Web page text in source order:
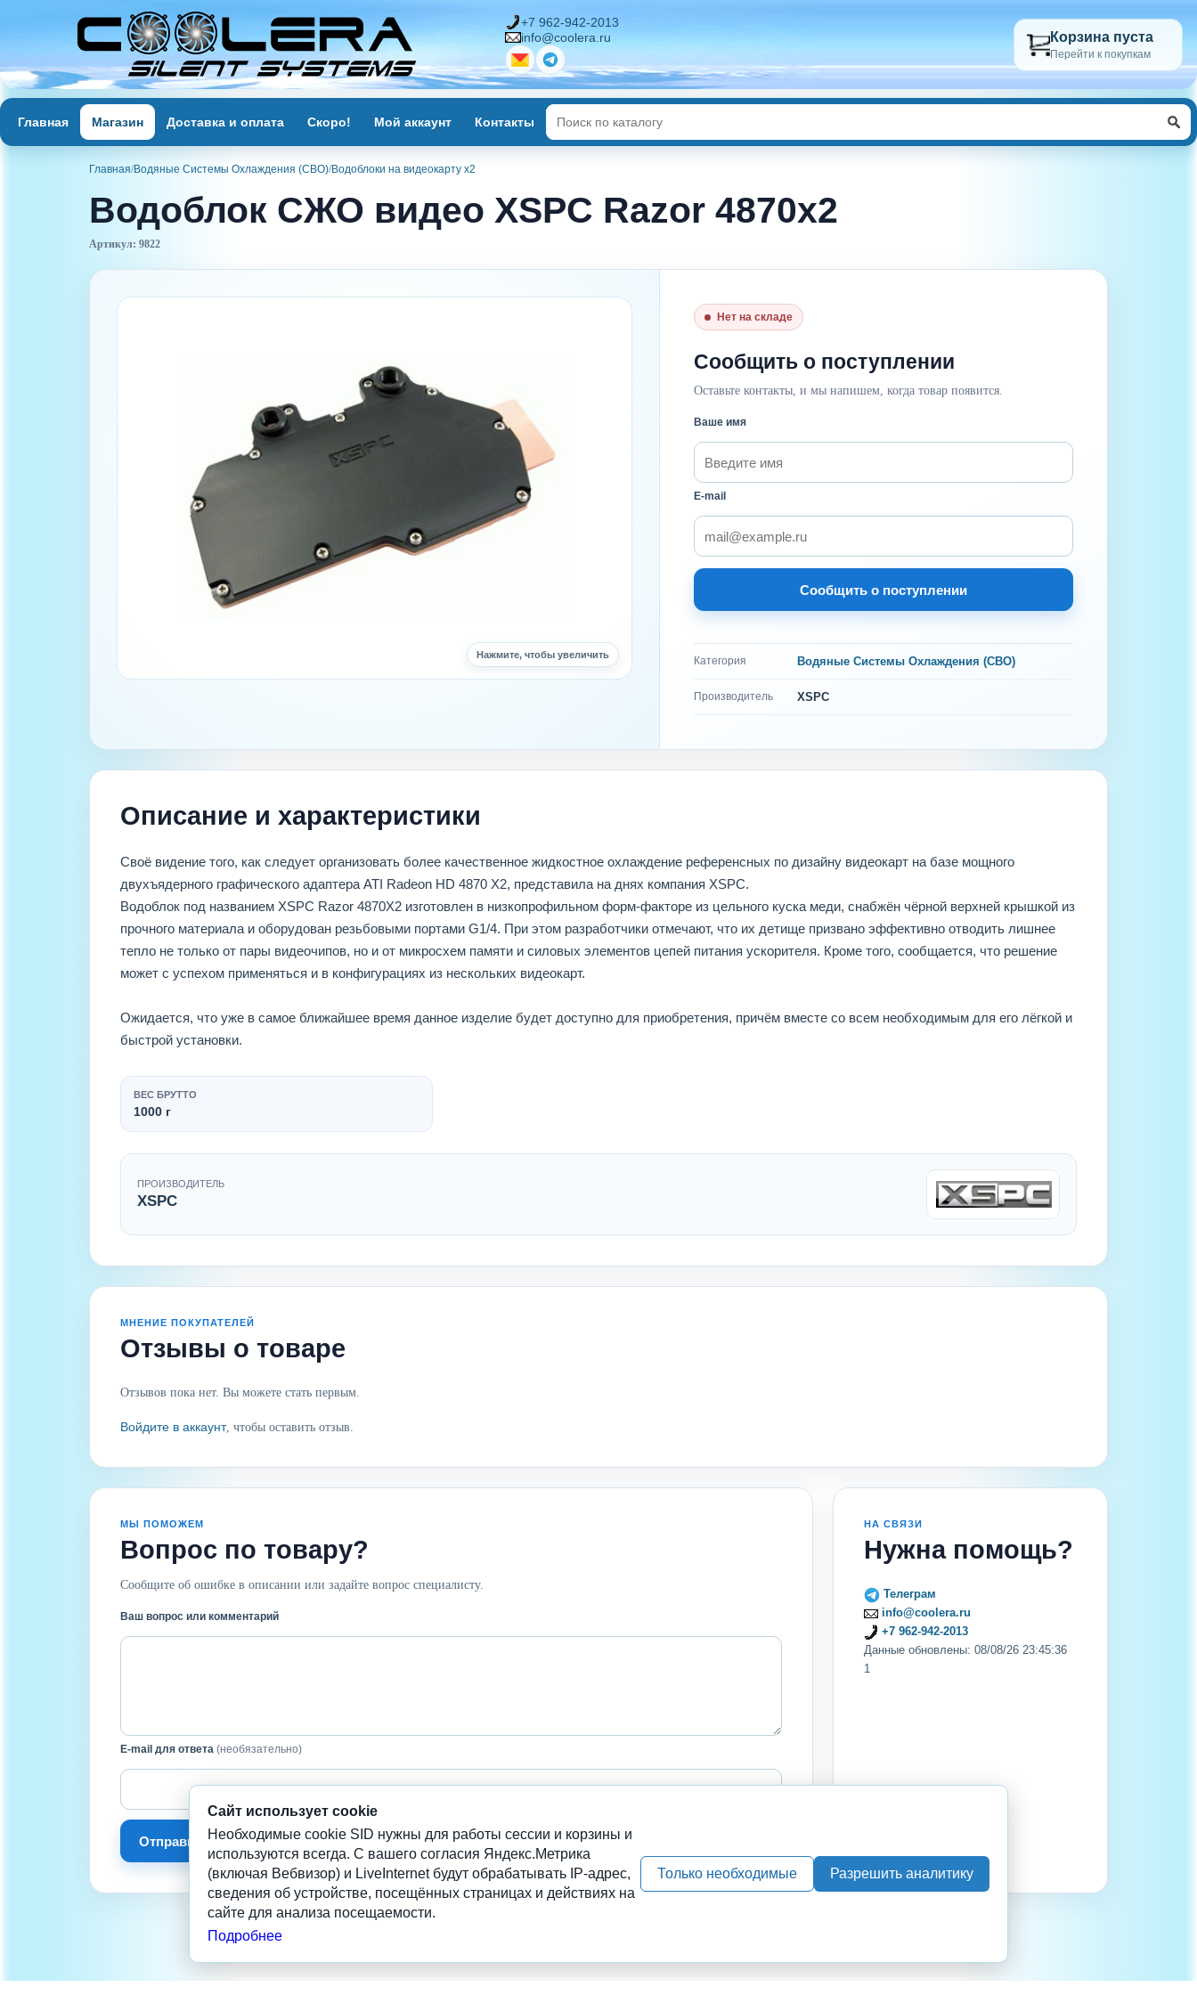
+7 962-942-2013
info@coolera.ru
Корзина пуста
Перейти к покупкам
Главная Магазин Доставка и оплата Скоро! Мой аккаунт Контакты
Главная/Водяные Системы Охлаждения (СВО)/Водоблоки на видеокарту x2
Водоблок СЖО видео XSPC Razor 4870x2
Артикул: 9822
Нажмите, чтобы увеличить
Нет на складе
Сообщить о поступлении
Оставьте контакты, и мы напишем, когда товар появится.
Ваше имя
E-mail
Сообщить о поступлении
Категория Водяные Системы Охлаждения (СВО)
Производитель XSPC
Описание и характеристики
Своё видение того, как следует организовать более качественное жидкостное охлаждение референсных по дизайну видеокарт на базе мощного
двухъядерного графического адаптера ATI Radeon HD 4870 X2, представила на днях компания XSPC.
Водоблок под названием XSPC Razor 4870X2 изготовлен в низкопрофильном форм-факторе из цельного куска меди, снабжён чёрной верхней крышкой из
прочного материала и оборудован резьбовыми портами G1/4. При этом разработчики отмечают, что их детище призвано эффективно отводить лишнее
тепло не только от пары видеочипов, но и от микросхем памяти и силовых элементов цепей питания ускорителя. Кроме того, сообщается, что решение
может с успехом применяться и в конфигурациях из нескольких видеокарт.
Ожидается, что уже в самое ближайшее время данное изделие будет доступно для приобретения, причём вместе со всем необходимым для его лёгкой и
быстрой установки.
ВЕС БРУТТО
1000 г
ПРОИЗВОДИТЕЛЬ
XSPC
МНЕНИЕ ПОКУПАТЕЛЕЙ
Отзывы о товаре
Отзывов пока нет. Вы можете стать первым.
Войдите в аккаунт, чтобы оставить отзыв.
МЫ ПОМОЖЕМ
Вопрос по товару?
Сообщите об ошибке в описании или задайте вопрос специалисту.
Ваш вопрос или комментарий
E-mail для ответа (необязательно)
Отправить сообщение
НА СВЯЗИ
Нужна помощь?
Телеграм
info@coolera.ru
+7 962-942-2013
Данные обновлены: 08/08/26 23:45:36
1
Сайт использует cookie
Необходимые cookie SID нужны для работы сессии и корзины и
используются всегда. С вашего согласия Яндекс.Метрика
(включая Вебвизор) и LiveInternet будут обрабатывать IP-адрес,
сведения об устройстве, посещённых страницах и действиях на
сайте для анализа посещаемости.
Подробнее
Только необходимые Разрешить аналитику